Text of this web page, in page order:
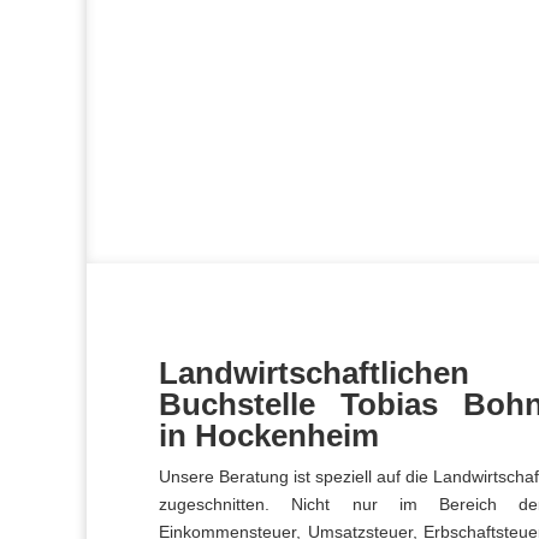
Landwirtschaftlichen
Buchstelle Tobias
in Hockenheim
Unsere Beratung ist speziell auf die
zugeschnitten. Nicht nur im Bereich
Einkommensteuer, Umsatzsteuer,